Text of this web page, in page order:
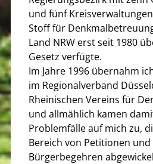
und fünf
Stoff für
Land NRW erst seit 1980
Gesetz verfügte.
Im Jahre 1996 übernahm
im Regionalverband
Rheinischen Vereins für
und allmählich kamen
Problemfälle auf mich zu,
Bereich von Petitionen und
Bürgerbegehren